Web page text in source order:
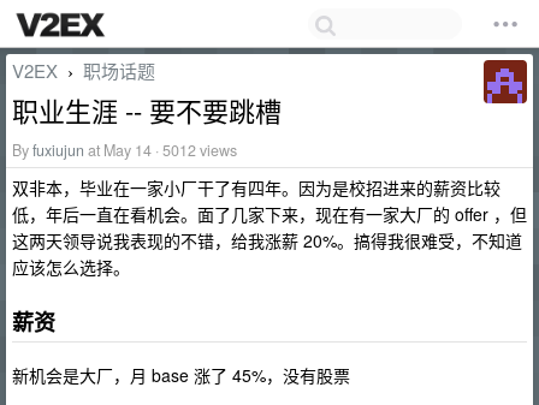
V2EX › 职场话题
职业生涯 -- 要不要跳槽
Byfuxiujun at May 14 · 5012 views
双非本，毕业在一家小厂干了有四年。因为是校招进来的薪资比较
低，年后一直在看机会。面了几家下来，现在有一家大厂的 offer ，但
这两天领导说我表现的不错，给我涨薪 20%。搞得我很难受，不知道
应该怎么选择。
薪资
新机会是大厂，月 base 涨了 45%，没有股票